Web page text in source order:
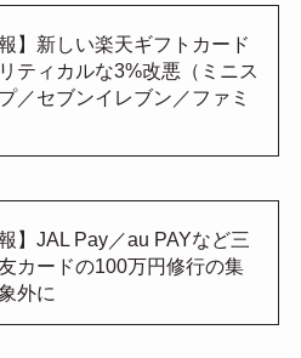
報】新しい楽天ギフトカード
ティカルな3%改悪（ミニス
／セブンイレブン／ファミ
報】JAL Pay／au PAYなど三
カードの100万円修行の集
外に